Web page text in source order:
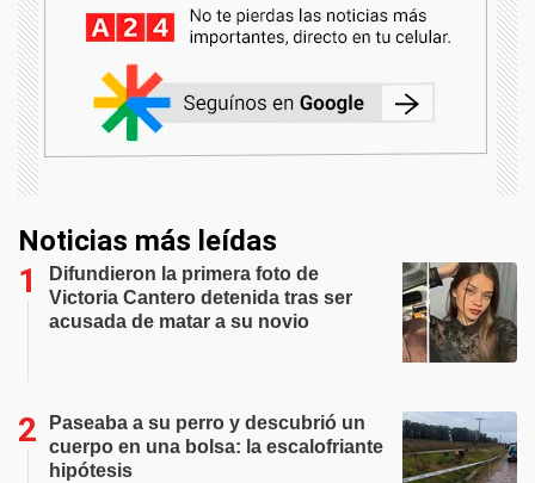
Noticias más leídas
Difundieron la primera foto de
Victoria Cantero detenida tras ser
acusada de matar a su novio
Paseaba a su perro y descubrió un
cuerpo en una bolsa: la escalofriante
hipótesis